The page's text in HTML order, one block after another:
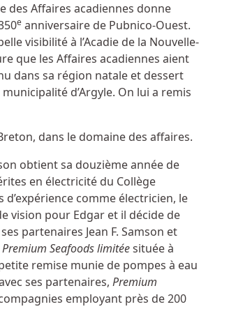
des Affaires acadiennes donne
e anniversaire de Pubnico-Ouest.
visibilité à l’Acadie de la Nouvelle-
que les Affaires acadiennes aient
dans sa région natale et dessert
d’Argyle. On lui a remis
dans le domaine des affaires.
obtient sa douzième année de
en électricité du Collège
comme électricien, le
vision pour Edgar et il décide de
partenaires Jean F. Samson et
Premium Seafoods limitéesituée à
remise munie de pompes à eau
ses partenaires, Premium
employant près de 200